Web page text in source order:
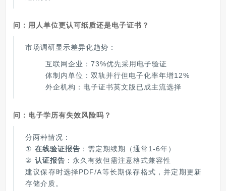
问：用人单位更认可纸质还是电子证书？
市场调研显示差异化趋势：
互联网企业：73%优先采用电子验证
体制内单位：双轨并行但电子化率年增12%
外企机构：电子证书英文版已成主流选择
问：电子学历有失效风险吗？
分两种情况：
① 在线验证报告 ：需定期续期（通常1-6年）
② 认证报告 ：永久有效但需注意格式兼容性
建议保存时选择PDF/A等长期保存格式，并定期更新
存储介质。